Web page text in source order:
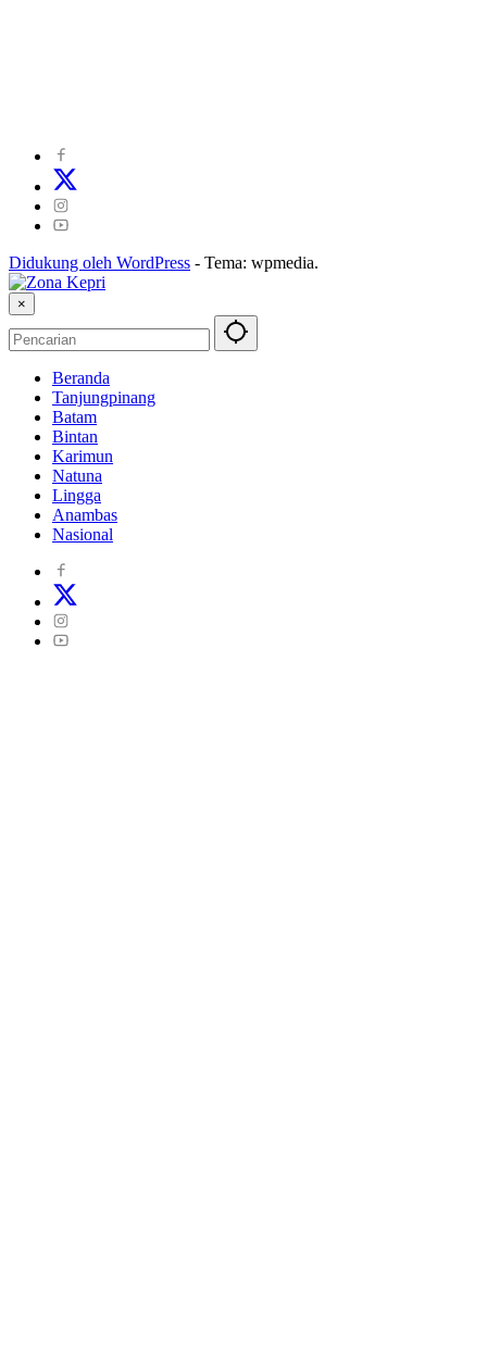
Didukung oleh WordPress - Tema: wpmedia.
×
Beranda
Tanjungpinang
Batam
Bintan
Karimun
Natuna
Lingga
Anambas
Nasional